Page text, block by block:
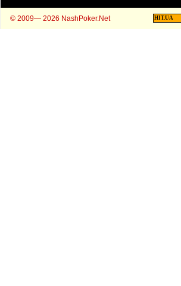
© 2009— 2026 NashPoker.Net HIT.UA